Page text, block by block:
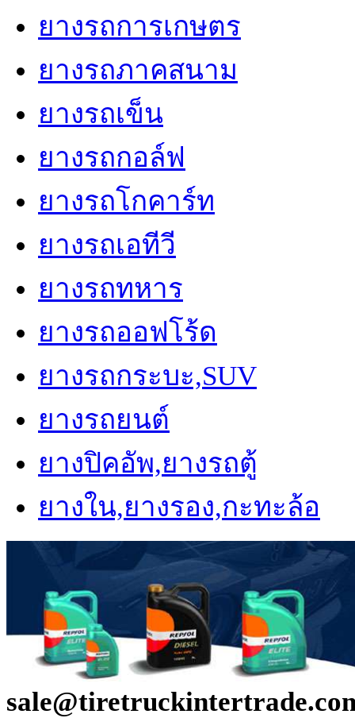
ยางรถการเกษตร
ยางรถภาคสนาม
ยางรถเข็น
ยางรถกอล์ฟ
ยางรถโกคาร์ท
ยางรถเอทีวี
ยางรถทหาร
ยางรถออฟโร้ด
ยางรถกระบะ,SUV
ยางรถยนต์
ยางปิคอัพ,ยางรถตู้
ยางใน,ยางรอง,กะทะล้อ